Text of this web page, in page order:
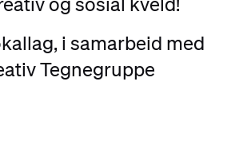
i samarbeid med
Tegnegruppe